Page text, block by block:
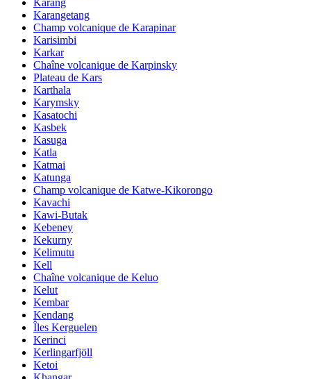
Karangetang
Champ volcanique de Karapinar
Karisimbi
Karkar
Chaîne volcanique de Karpinsky
Plateau de Kars
Karthala
Karymsky
Kasatochi
Kasbek
Kasuga
Katla
Katmai
Katunga
Champ volcanique de Katwe-Kikorongo
Kavachi
Kawi-Butak
Kebeney
Kekurny
Kelimutu
Kell
Chaîne volcanique de Keluo
Kelut
Kembar
Kendang
Îles Kerguelen
Kerinci
Kerlingarfjöll
Ketoi